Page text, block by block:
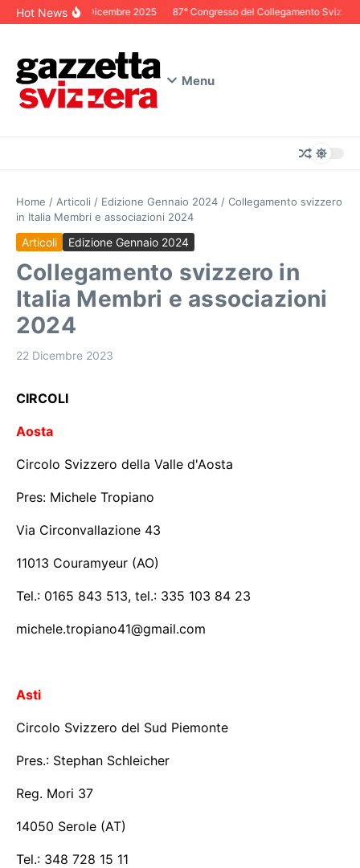
Salta al contenuto
Hot News
Editoriale Dicembre 2025 87° Congresso del Collegamento
Menu
Home / Articoli / Edizione Gennaio 2024 / Collegamento svizzero
in Italia Membri e associazioni 2024
Articoli Edizione Gennaio 2024
Collegamento svizzero in
Italia Membri e associazioni
2024
22 Dicembre 2023
CIRCOLI
Aosta
Circolo Svizzero della Valle d'Aosta
Pres: Michele Tropiano
Via Circonvallazione 43
11013 Couramyeur (AO)
Tel.: 0165 843 513, tel.: 335 103 84 23
michele.tropiano41@gmail.com
Asti
Circolo Svizzero del Sud Piemonte
Pres.: Stephan Schleicher
Reg. Mori 37
14050 Serole (AT)
Tel.: 348 728 15 11